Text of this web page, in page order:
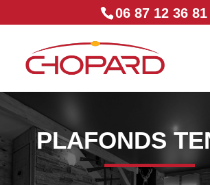
06 87 12 36 81
PLAFONDS